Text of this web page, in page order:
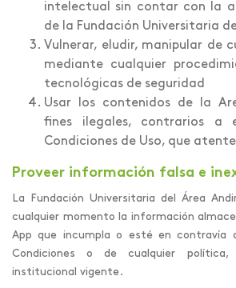
intelectual sin contar con la
de la Fundación Universitaria
Vulnerar, eludir, manipular de
mediante cualquier
tecnológicas de seguridad
Usar los contenidos de la
fines ilegales, contrarios a
Condiciones de Uso, que
Proveer información falsa e
La Fundación Universitaria del Área
cualquier momento la información
App que incumpla o esté en contravía
Condiciones o de cualquier
institucional vigente.